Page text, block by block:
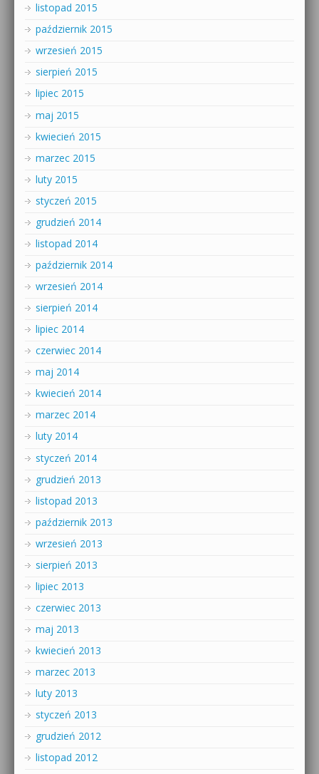
listopad 2015
październik 2015
wrzesień 2015
sierpień 2015
lipiec 2015
maj 2015
kwiecień 2015
marzec 2015
luty 2015
styczeń 2015
grudzień 2014
listopad 2014
październik 2014
wrzesień 2014
sierpień 2014
lipiec 2014
czerwiec 2014
maj 2014
kwiecień 2014
marzec 2014
luty 2014
styczeń 2014
grudzień 2013
listopad 2013
październik 2013
wrzesień 2013
sierpień 2013
lipiec 2013
czerwiec 2013
maj 2013
kwiecień 2013
marzec 2013
luty 2013
styczeń 2013
grudzień 2012
listopad 2012